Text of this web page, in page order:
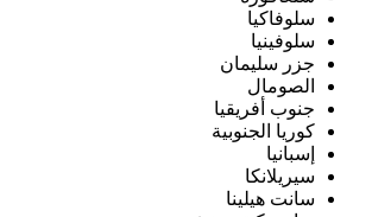
سلوفاكيا
سلوفينيا
جزر سليمان
الصومال
جنوب أفريقيا
كوريا الجنوبية
إسبانيا
سيريلانكا
سانت هيلينا